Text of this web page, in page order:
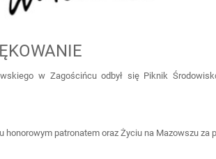
w Zagościńcu odbył się Piknik
patronatem oraz Życiu na Mazowszu za